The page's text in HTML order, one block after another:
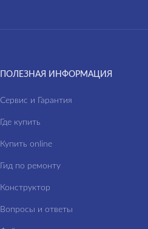
ПОЛЕЗНАЯ ИНФОРМАЦИЯ
Сервис и Гарантия
Где купить
Купить online
Гид по ремонту
Конструктор
Вопросы и ответы